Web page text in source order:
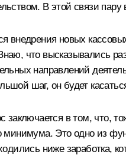
В этой связи
внедрения новых
что высказывались
направлений
шаг, он будет
заключается в том, что,
минимума. Это одно из
ниже заработка,